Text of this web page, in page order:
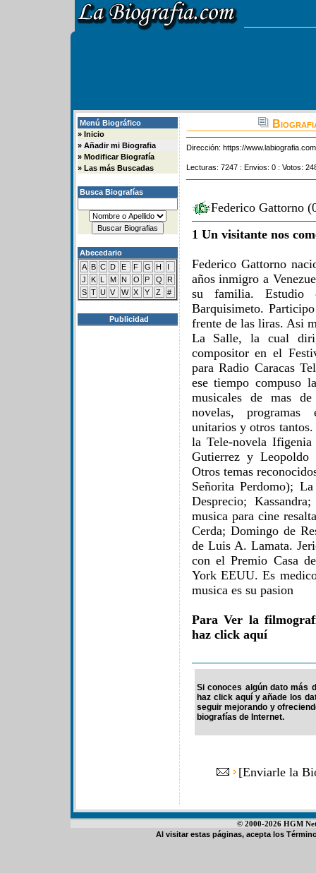
Menú Biográfico
» Inicio
» Añadir mi Biografia
» Modificar Biografía
» Las más Buscadas
Busca Biografías
Abecedario
A B C D E F G H
I
J
K L M N O P Q
R
S T U V W X Y Z #
Publicidad
Dirección: https://
Lecturas: 7247 : Envios: 0 : Votos:
Federico Gattorno
1 Un visitante nos
Federico Gattorno
años inmigro a
su familia.
Barquisimeto.
frente de las liras. Asi
La Salle, la cual
compositor en el
para Radio Caracas
ese tiempo compuso
musicales de mas
novelas, programas
unitarios y otros
la Tele-novela
Gutierrez y
Otros temas
Señorita Perdomo);
Desprecio;
musica para cine
Cerda; Domingo de
de Luis A. Lamata.
con el Premio Casa
York EEUU. Es
musica es su pasion
Para Ver la
haz click aquí
Si conoces algún dato más
haz click aquí y añade los
seguir mejorando y
biografías de Internet.
[Enviarle la
© 2000-2026 HGM
Al visitar estas páginas, acepta los